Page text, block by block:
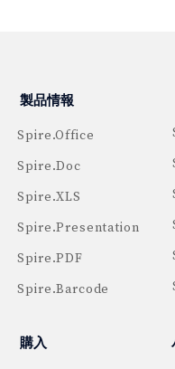
製品情報
Spire.Office
Spire.Doc
Spire.XLS
Spire.Presentation
Spire.PDF
Spire.Barcode
購入